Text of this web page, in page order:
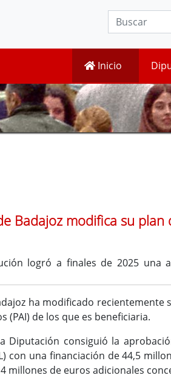
Inicio
Badajoz modifica su
logró a finales de 2025 una
ha modificado
(PAI) de los que es beneficiaria.
Diputación consiguió la
con una financiación de 44,5
millones de euros adicionales